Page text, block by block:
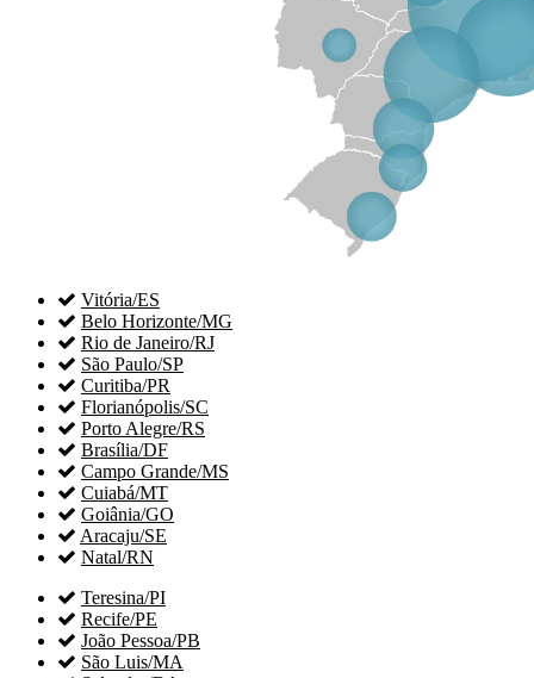
 Vitória/ES
 Belo Horizonte/MG
 Rio de Janeiro/RJ
 São Paulo/SP
 Curitiba/PR
 Florianópolis/SC
 Porto Alegre/RS
 Brasília/DF
 Campo Grande/MS
 Cuiabá/MT
 Goiânia/GO
 Aracaju/SE
 Natal/RN
 Teresina/PI
 Recife/PE
 João Pessoa/PB
 São Luis/MA